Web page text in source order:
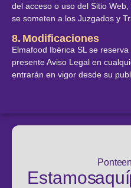
del acceso o uso del Sitio
se someten a los Juzgados y
8. Modificaciones
Elmafood Ibérica SL se
presente Aviso Legal en
entrarán en vigor desde su
Ponte
Estamos